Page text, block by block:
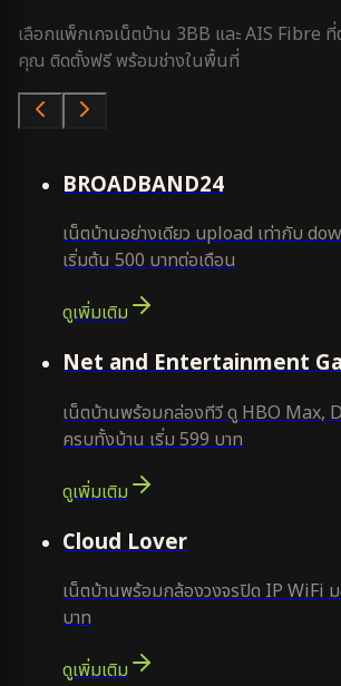
เลือกแพ็กเกจเน็ตบ้าน 3BB และ AIS Fibre
คุณ ติดตั้งฟรี พร้อมช่างในพื้นที่
BROADBAND24
เน็ตบ้านอย่างเดียว upload เท่ากับ
เริ่มต้น 500 บาทต่อเดือน
ดูเพิ่มเติม
Net and Entertainment
เน็ตบ้านพร้อมกล่องทีวี ดู HBO Max,
ครบทั้งบ้าน เริ่ม 599 บาท
ดูเพิ่มเติม
Cloud Lover
เน็ตบ้านพร้อมกล้องวงจรปิด IP WiFi
บาท
ดูเพิ่มเติม